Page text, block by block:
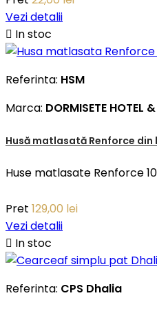
Vezi detalii
 In stoc
Referinta: HSM
Marca: DORMISETE HOTEL
Husă matlasată Renforce din
Huse matlasate Renforce
Pret 129,00 lei
Vezi detalii
 In stoc
Referinta: CPS Dhalia